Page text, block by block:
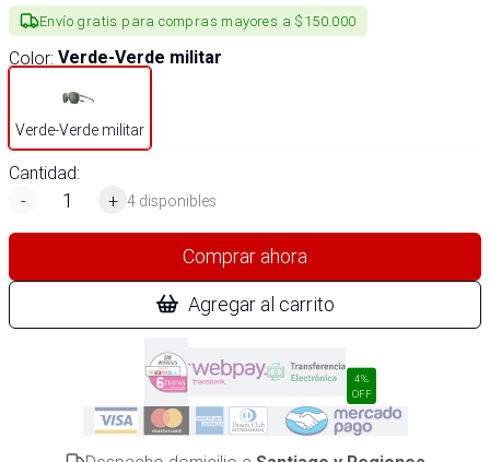
Envío gratis para compras mayores a $150.000
Color: Verde-Verde militar
Verde-Verde militar
Cantidad:
-
+ 4 disponibles
Comprar ahora
Agregar al carrito
4%
OFF